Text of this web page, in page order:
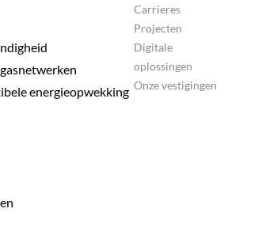
energieopwekking
Carrieres
Projecten
Digitale
oplossingen
Onze vestigingen